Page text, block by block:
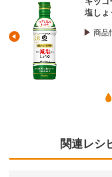
塩しょ
商品
関連レシ